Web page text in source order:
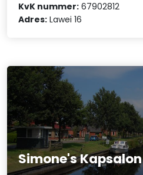
KvK nummer: 67902812
Adres: Lawei 16
Simone's Kapsalon